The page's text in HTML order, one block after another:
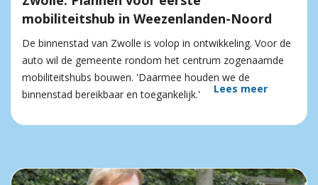
mobiliteitshub in Weezenlanden-Noord
De binnenstad van Zwolle is volop in ontwikkeling. Voor de
auto wil de gemeente rondom het centrum zogenaamde
mobiliteitshubs bouwen. 'Daarmee houden we de
binnenstad bereikbaar en toegankelijk.'
Lees meer